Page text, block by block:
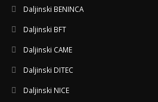
Daljinski BENINCA
Daljinski BFT
Daljinski CAME
Daljinski DITEC
Daljinski NICE